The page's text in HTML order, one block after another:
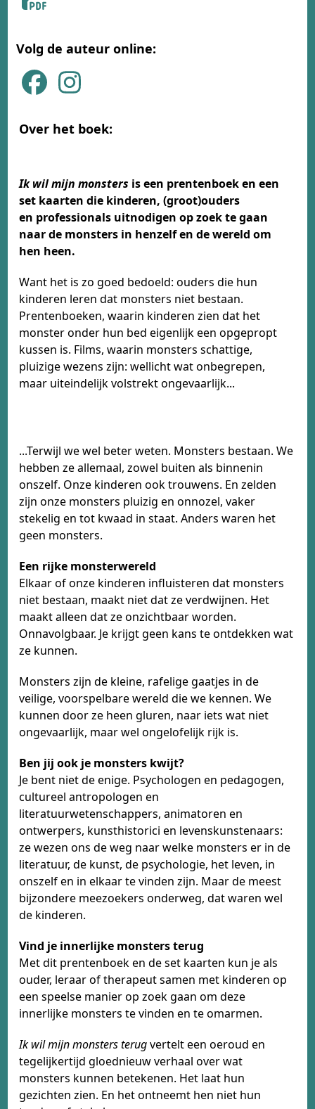
Volg de auteur online:
Over het boek:
Ik wil mijn monsters is een prentenboek en een
set kaarten die kinderen, (groot)ouders
en professionals uitnodigen op zoek te gaan
naar de monsters in henzelf en de wereld om
hen heen.
Want het is zo goed bedoeld: ouders die hun
kinderen leren dat monsters niet bestaan.
Prentenboeken, waarin kinderen zien dat het
monster onder hun bed eigenlijk een opgepropt
kussen is. Films, waarin monsters schattige,
pluizige wezens zijn: wellicht wat onbegrepen,
maar uiteindelijk volstrekt ongevaarlijk...
...Terwijl we wel beter weten. Monsters bestaan. We
hebben ze allemaal, zowel buiten als binnenin
onszelf. Onze kinderen ook trouwens. En zelden
zijn onze monsters pluizig en onnozel, vaker
stekelig en tot kwaad in staat. ​Anders waren het
geen monsters.
Een rijke monsterwereld
Elkaar of onze kinderen influisteren dat monsters
niet bestaan, maakt niet dat ze verdwijnen. Het
maakt alleen dat ze onzichtbaar worden.
Onnavolgbaar. Je krijgt geen kans te ontdekken wat
ze kunnen.
Monsters zijn de kleine, rafelige gaatjes in de
veilige, voorspelbare wereld die we kennen. We
kunnen door ze heen gluren, naar iets wat niet
ongevaarlijk, maar wel ongelofelijk rijk is.
Ben jij ook je monsters kwijt?
Je bent niet de enige. Psychologen en pedagogen,
cultureel antropologen en
literatuurwetenschappers, animatoren en
ontwerpers, kunsthistorici en levenskunstenaars:
ze wezen ons de weg naar welke monsters er in de
literatuur, de kunst, de psychologie, het leven, in
onszelf en in elkaar te vinden zijn. Maar de meest
bijzondere meezoekers onderweg, dat waren wel
de kinderen.
Vind je innerlijke monsters terug
​Met dit prentenboek en de set kaarten kun je als
ouder, leraar of therapeut samen met kinderen op
een speelse manier op zoek gaan om deze
innerlijke monsters te vinden en te omarmen.
Ik wil mijn monsters terugvertelt een oeroud en
tegelijkertijd gloednieuw verhaal over wat
monsters kunnen betekenen. Het laat hun
gezichten zien. En het ontneemt hen niet hun